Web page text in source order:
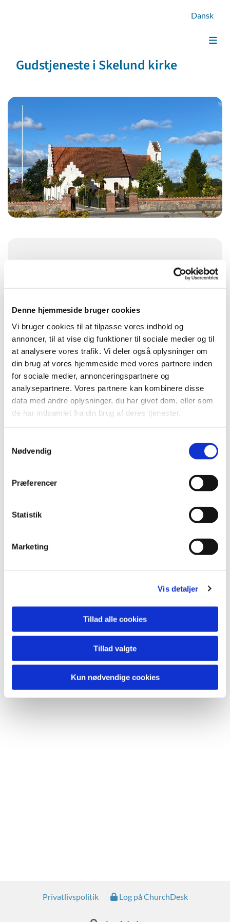
Denne hjemmeside bruger cookies
Vi bruger cookies til at tilpasse vores indhold og
annoncer, til at vise dig funktioner til sociale medier og til
at analysere vores trafik. Vi deler også oplysninger om
din brug af vores hjemmeside med vores partnere inden
for sociale medier, annonceringspartnere og
analysepartnere. Vores partnere kan kombinere disse
data med andre oplysninger, du har givet dem, eller som
de har indsamlet fra din brug af deres tjenester.
Nødvendig
Præferencer
Statistik
Marketing
Vis detaljer
Tillad alle cookies
Tillad valgte
Kun nødvendige cookies
Dansk
Gudstjeneste i Skelund kirke
9560 Hadsund
Præst Jannie Nedergaard Fries
Du vil måske også kunne lide...
Privatlivspolitik Log på ChurchDesk